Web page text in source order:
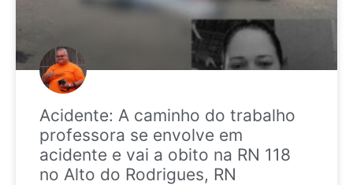
Acidente: A caminho do trabalho
professora se envolve em
acidente e vai a obito na RN 118
no Alto do Rodrigues, RN